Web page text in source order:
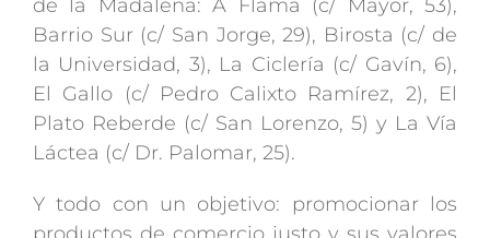
de la Madalena: A Flama (c/ Mayor, 53),
Barrio Sur (c/ San Jorge, 29), Birosta (c/ de
la Universidad, 3), La Ciclería (c/ Gavín, 6),
El Gallo (c/ Pedro Calixto Ramírez, 2), El
Plato Reberde (c/ San Lorenzo, 5) y La Vía
Láctea (c/ Dr. Palomar, 25).
Y todo con un objetivo: promocionar los
productos de comercio justo y sus valores